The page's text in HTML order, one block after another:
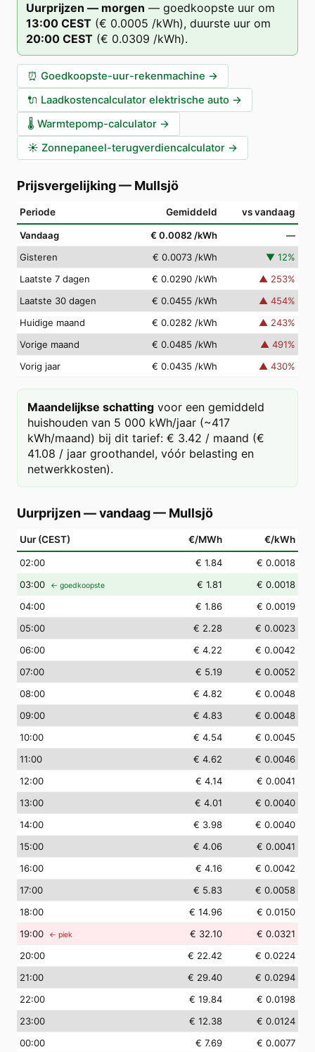
Uurprijzen — morgen — goedkoopste uur om
13:00 CEST (€ 0.0005 /kWh), duurste uur om
20:00 CEST (€ 0.0309 /kWh).
⏰ Goedkoopste-uur-rekenmachine →
🔌 Laadkostencalculator elektrische auto →
🌡️ Warmtepomp-calculator →
☀️ Zonnepaneel-terugverdiencalculator →
Prijsvergelijking— Mullsjö
Periode Gemiddeld vs vandaag
Vandaag € 0.0082 /kWh
—
Gisteren
€ 0.0073 /kWh ▼ 12%
Laatste 7 dagen
€ 0.0290 /kWh ▲ 253%
Laatste 30 dagen
€ 0.0455 /kWh ▲ 454%
Huidige maand
€ 0.0282 /kWh ▲ 243%
Vorige maand
€ 0.0485 /kWh ▲ 491%
Vorig jaar
€ 0.0435 /kWh ▲ 430%
Maandelijkse schatting voor een gemiddeld
huishouden van 5 000 kWh/jaar (~417
kWh/maand) bij dit tarief: € 3.42 / maand (€
41.08 / jaar groothandel, vóór belasting en
netwerkkosten).
Uurprijzen — vandaag— Mullsjö
Uur (CEST) €/MWh €/kWh
02:00 € 1.84
€ 0.0018
03:00 ← goedkoopste € 1.81
€ 0.0018
04:00 € 1.86
€ 0.0019
05:00 € 2.28
€ 0.0023
06:00 € 4.22
€ 0.0042
07:00 € 5.19
€ 0.0052
08:00 € 4.82
€ 0.0048
09:00 € 4.83
€ 0.0048
10:00 € 4.54
€ 0.0045
11:00 € 4.62
€ 0.0046
12:00 € 4.14
€ 0.0041
13:00 € 4.01
€ 0.0040
14:00 € 3.98
€ 0.0040
15:00 € 4.06
€ 0.0041
16:00 € 4.16
€ 0.0042
17:00 € 5.83
€ 0.0058
18:00 € 14.96
€ 0.0150
19:00 ← piek € 32.10
€ 0.0321
20:00 € 22.42
€ 0.0224
21:00 € 29.40
€ 0.0294
22:00 € 19.84
€ 0.0198
23:00 € 12.38
€ 0.0124
00:00 € 7.69
€ 0.0077